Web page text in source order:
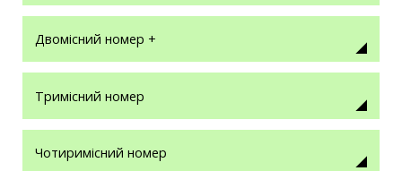
Двомісний номер +
Тримісний номер
Чотиримісний номер